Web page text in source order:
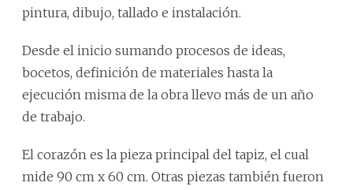
pintura, dibujo, tallado e instalación.
Desde el inicio sumando procesos de ideas,
bocetos, definición de materiales hasta la
ejecución misma de la obra llevo más de un año
de trabajo.
El corazón es la pieza principal del tapiz, el cual
mide 90 cm x 60 cm. Otras piezas también fueron